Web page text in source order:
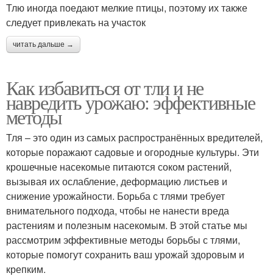
Тлю иногда поедают мелкие птицы, поэтому их также
следует привлекать на участок
читать дальше →
Как избавиться от тли и не
навредить урожаю: эффективные
методы
Тля – это один из самых распространённых вредителей,
которые поражают садовые и огородные культуры. Эти
крошечные насекомые питаются соком растений,
вызывая их ослабление, деформацию листьев и
снижение урожайности. Борьба с тлями требует
внимательного подхода, чтобы не нанести вреда
растениям и полезным насекомым. В этой статье мы
рассмотрим эффективные методы борьбы с тлями,
которые помогут сохранить ваш урожай здоровым и
крепким.